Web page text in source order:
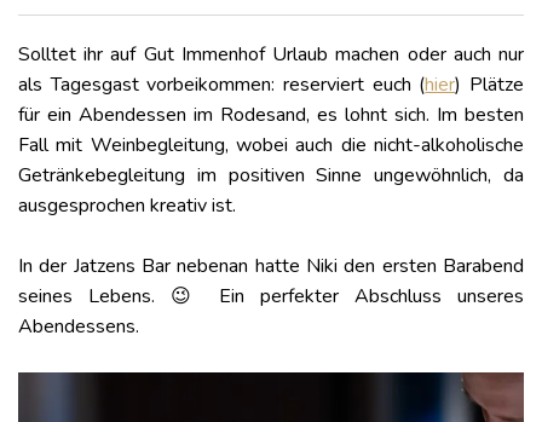
Solltet ihr auf Gut Immenhof Urlaub machen oder auch nur
als Tagesgast vorbeikommen: reserviert euch (hier) Plätze
für ein Abendessen im Rodesand, es lohnt sich. Im besten
Fall mit Weinbegleitung, wobei auch die nicht-alkoholische
Getränkebegleitung im positiven Sinne ungewöhnlich, da
ausgesprochen kreativ ist.
In der Jatzens Bar nebenan hatte Niki den ersten Barabend
seines Lebens. 😉 Ein perfekter Abschluss unseres
Abendessens.